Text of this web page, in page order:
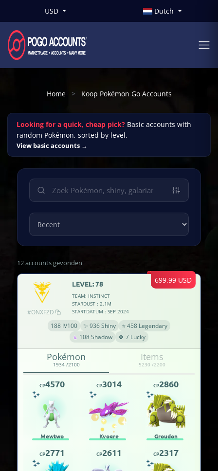
USD Dutch
Home Koop Pokémon Go Accounts
Looking for a quick, cheap pick? Basic accounts with
random Pokémon, sorted by level.
View basic accounts →
12 accounts gevonden
699.99 USD
#ONXFZD
LEVEL: 78
TEAM: INSTINCT
STARDUST : 2.1M
STARTDATUM : SEP 2024
188 IV100 ✨ 936 Shiny
⭐ 458 Legendary
108 Shadow
🍀 7 Lucky
Pokémon
1934 /2100
Items
5230 /2200
CP4570
Mewtwo
CP3014
Kyogre
CP2860
Groudon
CP2771 CP2611 CP2317